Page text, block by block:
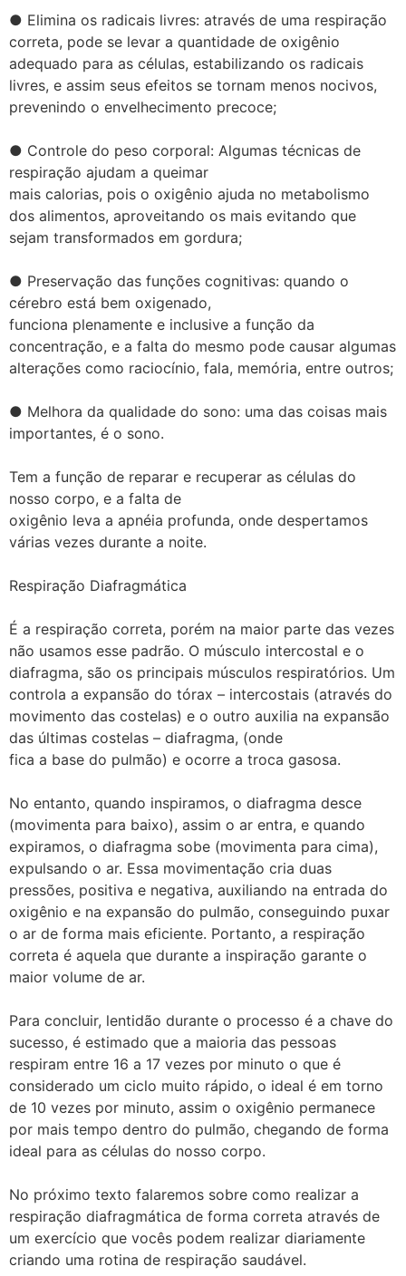
● Elimina os radicais livres: através de uma respiração
correta, pode se levar a quantidade de oxigênio
adequado para as células, estabilizando os radicais
livres, e assim seus efeitos se tornam menos nocivos,
prevenindo o envelhecimento precoce;
● Controle do peso corporal: Algumas técnicas de
respiração ajudam a queimar
mais calorias, pois o oxigênio ajuda no metabolismo
dos alimentos, aproveitando os mais evitando que
sejam transformados em gordura;
● Preservação das funções cognitivas: quando o
cérebro está bem oxigenado,
funciona plenamente e inclusive a função da
concentração, e a falta do mesmo pode causar algumas
alterações como raciocínio, fala, memória, entre outros;
● Melhora da qualidade do sono: uma das coisas mais
importantes, é o sono.
Tem a função de reparar e recuperar as células do
nosso corpo, e a falta de
oxigênio leva a apnéia profunda, onde despertamos
várias vezes durante a noite.
Respiração Diafragmática
É a respiração correta, porém na maior parte das vezes
não usamos esse padrão. O músculo intercostal e o
diafragma, são os principais músculos respiratórios. Um
controla a expansão do tórax – intercostais (através do
movimento das costelas) e o outro auxilia na expansão
das últimas costelas – diafragma, (onde
fica a base do pulmão) e ocorre a troca gasosa.
No entanto, quando inspiramos, o diafragma desce
(movimenta para baixo), assim o ar entra, e quando
expiramos, o diafragma sobe (movimenta para cima),
expulsando o ar. Essa movimentação cria duas
pressões, positiva e negativa, auxiliando na entrada do
oxigênio e na expansão do pulmão, conseguindo puxar
o ar de forma mais eficiente. Portanto, a respiração
correta é aquela que durante a inspiração garante o
maior volume de ar.
Para concluir, lentidão durante o processo é a chave do
sucesso, é estimado que a maioria das pessoas
respiram entre 16 a 17 vezes por minuto o que é
considerado um ciclo muito rápido, o ideal é em torno
de 10 vezes por minuto, assim o oxigênio permanece
por mais tempo dentro do pulmão, chegando de forma
ideal para as células do nosso corpo.
No próximo texto falaremos sobre como realizar a
respiração diafragmática de forma correta através de
um exercício que vocês podem realizar diariamente
criando uma rotina de respiração saudável.